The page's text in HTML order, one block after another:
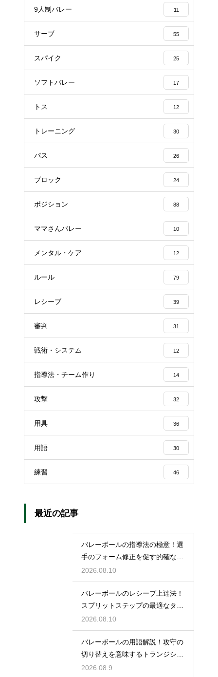
9人制バレー 11
サーブ 55
スパイク 25
ソフトバレー 17
トス 12
トレーニング 30
パス 26
ブロック 24
ポジション 88
ママさんバレー 10
メンタル・ケア 12
ルール 79
レシーブ 39
審判 31
戦術・システム 12
指導法・チーム作り 14
攻撃 32
用具 36
用語 30
練習 46
最近の記事
バレーボールの指導法の極意！選
手のフォーム修正を促す的確な言
葉選び
2026.08.10
バレーボールのレシーブ上達法！
スプリットステップの最適なタイ
ミング
2026.08.10
バレーボールの用語解説！攻守の
切り替えを意味するトランジショ
ンとは
2026.08.9